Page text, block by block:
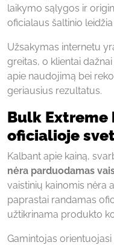
laikymo sąlygos ir
oficialaus šaltinio
Užsakymas internetu
greitas, o klientai
apie naudojimą bei
geriausius rezultatus.
Bulk Extreme
oficialioje
Kalbant apie kainą,
nėra parduodamas
vaistinių kainomis nėra
paprastai randamas
užtikrinama produkto
Gamintojas